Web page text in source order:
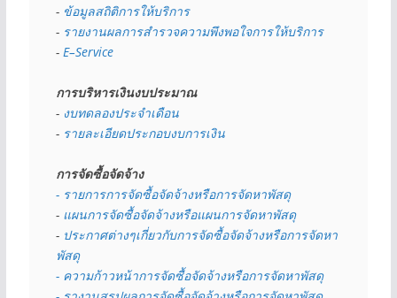
- ข้อมูลสถิติการให้บริการ
- รายงานผลการสำรวจความพึงพอใจการให้บริการ
- E–Service
การบริหารเงินงบประมาณ
- งบทดลองประจำเดือน
- รายละเอียดประกอบงบการเงิน
การจัดซื้อจัดจ้าง
- รายการการจัดซื้อจัดจ้างหรือการจัดหาพัสดุ
- แผนการจัดซื้อจัดจ้างหรือแผนการจัดหาพัสดุ
- ประกาศต่างๆเกี่ยวกับการจัดซื้อจัดจ้างหรือการจัดหา
พัสดุ
- ความก้าวหน้าการจัดซื้อจัดจ้างหรือการจัดหาพัสดุ